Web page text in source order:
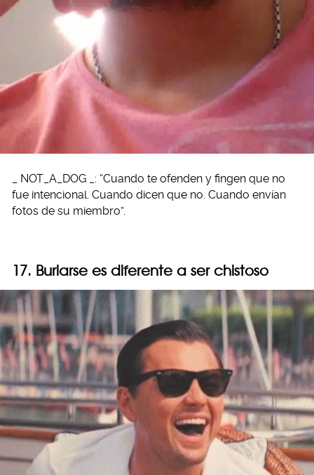
_ NOT_A_DOG _: “Cuando te ofenden y fingen que no
fue intencional. Cuando dicen que no. Cuando envían
fotos de su miembro”.
17. Burlarse es diferente a ser chistoso